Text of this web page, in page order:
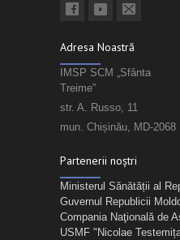
Adresa Noastră
IMSP SCM „Sfânta
Treime”
str. A. Russo, 11
mun. Chișinău, MD-2068
Partenerii noștri
Ministerul Sănătății al
Guvernul Republicii
Compania Naţională de
USMF "Nicolae